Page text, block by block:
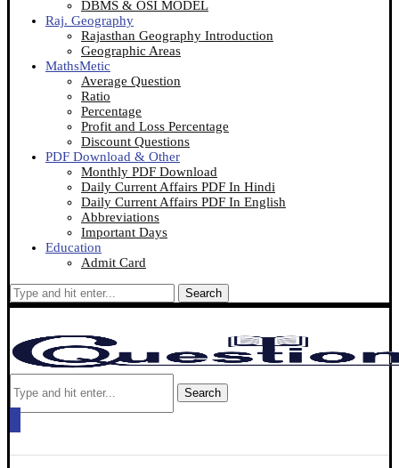
DBMS & OSI MODEL
Raj. Geography
Rajasthan Geography Introduction
Geographic Areas
MathsMetic
Average Question
Ratio
Percentage
Profit and Loss Percentage
Discount Questions
PDF Download & Other
Monthly PDF Download
Daily Current Affairs PDF In Hindi
Daily Current Affairs PDF In English
Abbreviations
Important Days
Education
Admit Card
Search
Search